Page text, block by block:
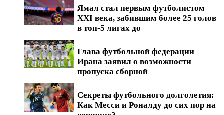
Ямал стал первым футболистом
XXI века, забившим более 25 голов
в топ-5 лигах до
Глава футбольной федерации
Ирана заявил о возможности
пропуска сборной
Секреты футбольного долголетия:
Как Месси и Роналду до сих пор на